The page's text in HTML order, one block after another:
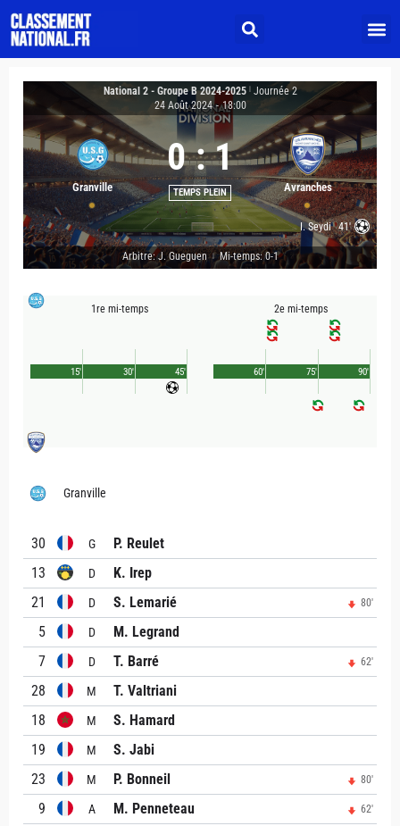
National 2 - Groupe B 2024-2025
Journée 2
24 Août 2024 - 18:00
Granville
0 : 1
TEMPS PLEIN Avranches
I. Seydi 41'
Arbitre: J. Gueguen | Mi-temps: 0-1
1re mi-temps
45'
15' 30'
2e mi-temps
90'
60' 75'
Granville
30 G
P. Reulet
13
D
K. Irep
21
D S. Lemarié 80'
5 D
M. Legrand
7
D T. Barré 62'
28 M
T. Valtriani
18
M
S. Hamard
19
M
S. Jabi
23
M P. Bonneil 80'
9 A M. Penneteau 62'